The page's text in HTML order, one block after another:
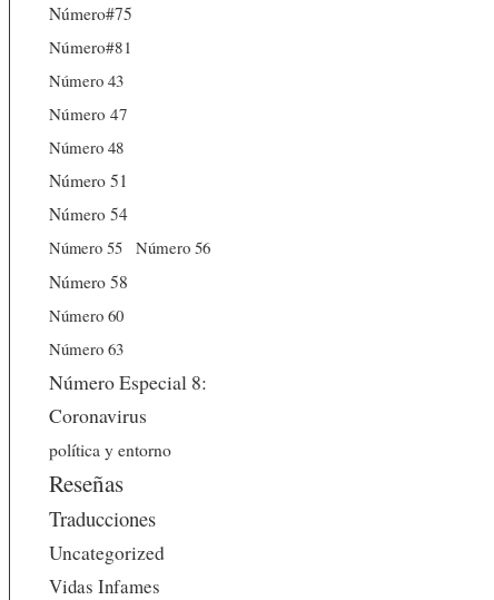
Número#75
Número#81
Número 43
Número 47
Número 48
Número 51
Número 54
Número 55
Número 56
Número 58
Número 60
Número 63
Número Especial 8:
Coronavirus
política y entorno
Reseñas
Traducciones
Uncategorized
Vidas Infames